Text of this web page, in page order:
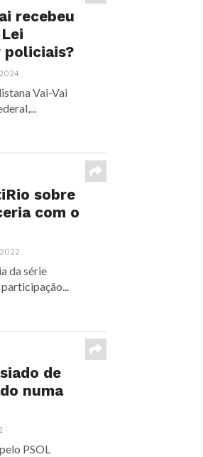
recebeu
policiais?
Vai-Vai
sobre
com o
da série
de
numa
PSOL